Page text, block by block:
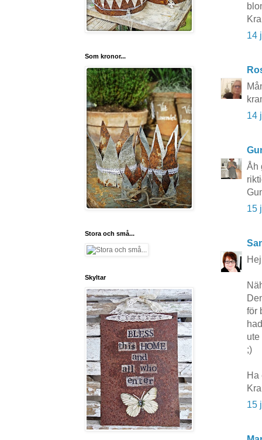
14
14
Åh
15
för
ute
;)
Ha
15
Som kronor...
Stora och små...
Skyltar